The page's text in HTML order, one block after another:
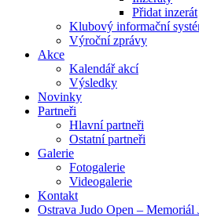
Přidat inzerát
Klubový informační
Výroční zprávy
Akce
Kalendář akcí
Výsledky
Novinky
Partneři
Hlavní partneři
Ostatní partneři
Galerie
Fotogalerie
Videogalerie
Kontakt
Ostrava Judo Open – Memoriál